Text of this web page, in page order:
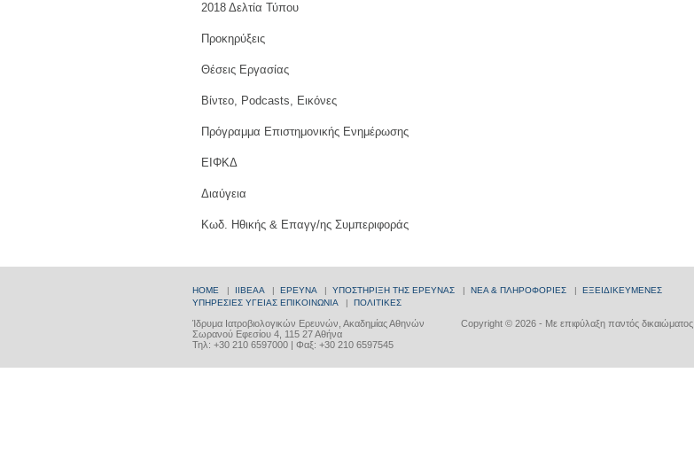
2018 Δελτία Τύπου
Προκηρύξεις
Θέσεις Εργασίας
Βίντεο, Podcasts, Εικόνες
Πρόγραμμα Επιστημονικής Ενημέρωσης
ΕΙΦΚΔ
Διαύγεια
Κωδ. Ηθικής & Επαγγ/ης Συμπεριφοράς
HOME | ΙΙΒΕΑΑ | ΕΡΕΥΝΑ | ΥΠΟΣΤΗΡΙΞΗ ΤΗΣ ΕΡΕΥΝΑΣ | ΝΕΑ & ΠΛΗΡΟΦΟΡΙΕΣ | ΕΞΕΙΔΙΚΕΥΜΕΝΕΣ
ΥΠΗΡΕΣΙΕΣ ΥΓΕΙΑΣ ΕΠΙΚΟΙΝΩΝΙΑ | ΠΟΛΙΤΙΚΕΣ
Copyright © 2026 - Με επιφύλαξη παντός δικαιώματος
Ίδρυμα Ιατροβιολογικών Ερευνών, Ακαδημίας Αθηνών
Σωρανού Εφεσίου 4, 115 27 Αθήνα
Τηλ: +30 210 6597000 | Φαξ: +30 210 6597545